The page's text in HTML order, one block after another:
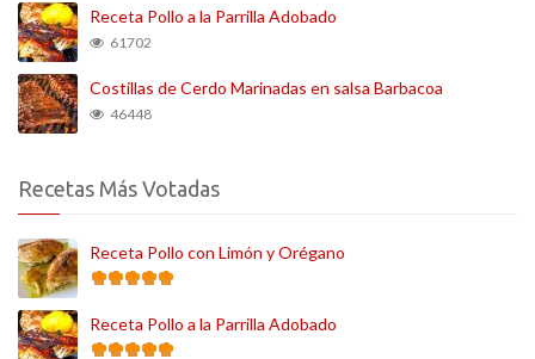
Receta Pollo a la Parrilla Adobado
61702
Costillas de Cerdo Marinadas en salsa Barbacoa
46448
Recetas Más Votadas
Receta Pollo con Limón y Orégano
Receta Pollo a la Parrilla Adobado